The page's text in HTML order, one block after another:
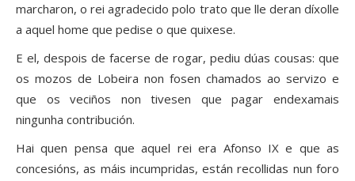
marcharon, o rei agradecido polo trato que lle deran díxolle
a aquel home que pedise o que quixese.
E el, despois de facerse de rogar, pediu dúas cousas: que
os mozos de Lobeira non fosen chamados ao servizo e
que os veciños non tivesen que pagar endexamais
ningunha contribución.
Hai quen pensa que aquel rei era Afonso IX e que as
concesións, as máis incumpridas, están recollidas nun foro